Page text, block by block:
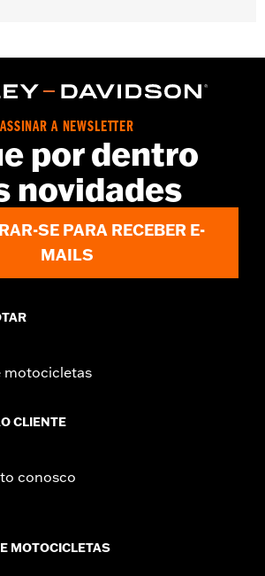
details
ASSINAR A NEWSLETTER
por dentro
novidades
SE PARA RECEBER E-
MAILS
motocicletas
CLIENTE
conosco
MOTOCICLETAS